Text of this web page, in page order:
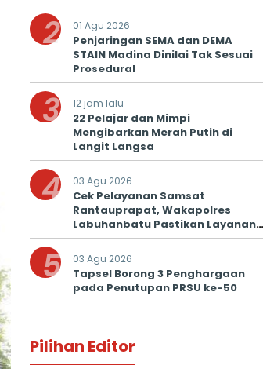
2 01 Agu 2026
Penjaringan SEMA dan DEMA
STAIN Madina Dinilai Tak Sesuai
Prosedural
3 12 jam lalu
22 Pelajar dan Mimpi
Mengibarkan Merah Putih di
Langit Langsa
4 03 Agu 2026
Cek Pelayanan Samsat
Rantauprapat, Wakapolres
Labuhanbatu Pastikan Layanan
Prima untuk Masyarakat
5 03 Agu 2026
Tapsel Borong 3 Penghargaan
pada Penutupan PRSU ke-50
Pilihan Editor